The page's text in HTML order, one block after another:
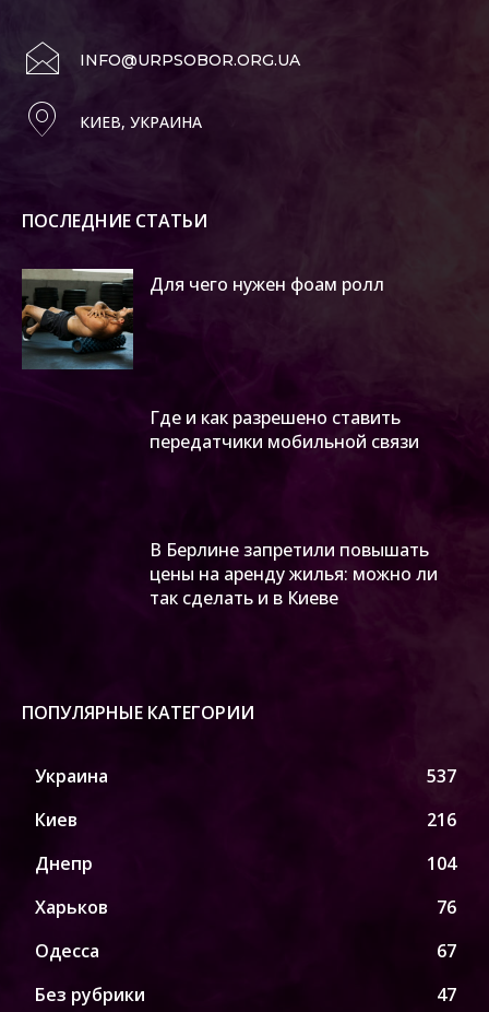
INFO@URPSOBOR.ORG.UA
КИЕВ, УКРАИНА
ПОСЛЕДНИЕ СТАТЬИ
Для чего нужен фоам ролл
Где и как разрешено ставить
передатчики мобильной связи
В Берлине запретили повышать
цены на аренду жилья: можно ли
так сделать и в Киеве
ПОПУЛЯРНЫЕ КАТЕГОРИИ
Украина
537
Киев
216
Днепр
104
Харьков
76
Одесса
67
Без рубрики
47